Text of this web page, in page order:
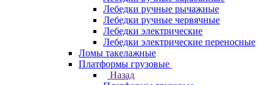
Лебедки ручные рычажные
Лебедки ручные червячные
Лебедки электрические
Лебедки электрические переносные
Ломы такелажные
Платформы грузовые
Назад